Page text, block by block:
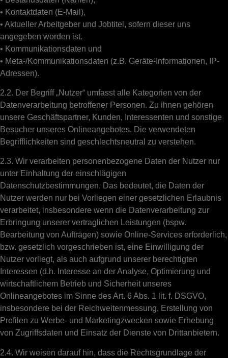
• Kontaktdaten (E-Mail),
• Aktueller Arbeitgeber und Jobtitel, sofern dieser uns
angegeben worden ist.
• Kommunikationsdaten und
• Meta-/Kommunikationsdaten (z.B. Geräte-Informationen, IP-
Adressen).
2.2. Der Begriff „Nutzer“ umfasst alle Kategorien von der
Datenverarbeitung betroffener Personen. Zu ihnen gehören
unsere Geschäftspartner, Kunden, Interessenten und sonstige
Besucher unseres Onlineangebotes. Die verwendeten
Begrifflichkeiten sind geschlechtsneutral zu verstehen.
2.3. Wir verarbeiten personenbezogene Daten der Nutzer nur
unter Einhaltung der einschlägigen
Datenschutzbestimmungen. Das bedeutet, die Daten der
Nutzer werden nur bei Vorliegen einer gesetzlichen Erlaubnis
verarbeitet, insbesondere wenn die Datenverarbeitung zur
Erbringung unserer vertraglichen Leistungen (bspw.
Bearbeitung von Aufträgen) sowie Online-Services erforderlich,
bzw. gesetzlich vorgeschrieben ist, eine Einwilligung der
Nutzer vorliegt, als auch aufgrund unserer berechtigten
Interessen (d.h. Interesse an der Analyse, Optimierung und
wirtschaftlichem Betrieb und Sicherheit unseres
Onlineangebotes im Sinne des Art. 6 Abs. 1 lit. f. DSGVO,
insbesondere bei der Reichweitenmessung, Erstellung von
Profilen zu Werbe- und Marketingzwecken sowie Erhebung
von Zugriffsdaten und Einsatz der Dienste von Drittanbietern.
2.4. Wir weisen darauf hin, dass die Rechtsgrundlage der